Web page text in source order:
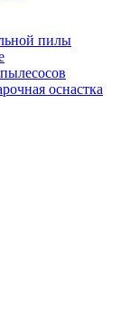
пилы
оснастка